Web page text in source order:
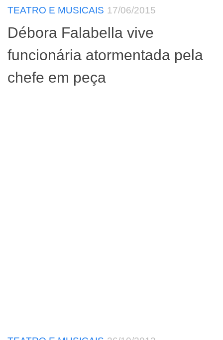
TEATRO E MUSICAIS 17/06/2015
Débora Falabella vive
funcionária atormentada pela
chefe em peça